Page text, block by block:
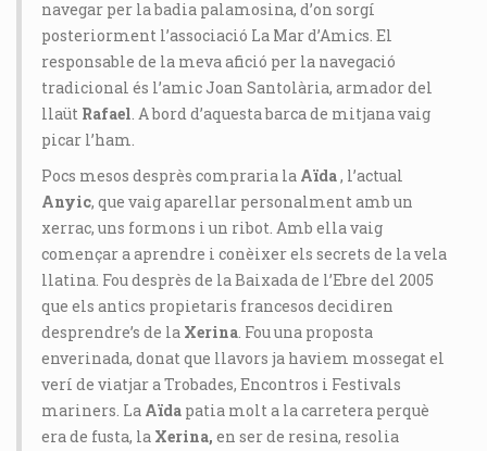
navegar per la badia palamosina, d’on sorgí
posteriorment l’associació La Mar d’Amics. El
responsable de la meva afició per la navegació
tradicional és l’amic Joan Santolària, armador del
llaüt Rafael. A bord d’aquesta barca de mitjana vaig
picar l’ham.
Pocs mesos desprès compraria la Aïda, l’actual
Anyic, que vaig aparellar personalment amb un
xerrac, uns formons i un ribot. Amb ella vaig
començar a aprendre i conèixer els secrets de la vela
llatina. Fou desprès de la Baixada de l’Ebre del 2005
que els antics propietaris francesos decidiren
desprendre’s de la Xerina. Fou una proposta
enverinada, donat que llavors ja haviem mossegat el
verí de viatjar a Trobades, Encontros i Festivals
mariners. La Aïda patia molt a la carretera perquè
era de fusta, la Xerina, en ser de resina, resolia